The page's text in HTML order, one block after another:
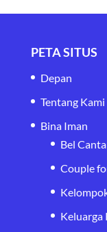
PETA SITUS
Depan
Tentang Kami
Bina Iman
Bel
Couple
Keluarga